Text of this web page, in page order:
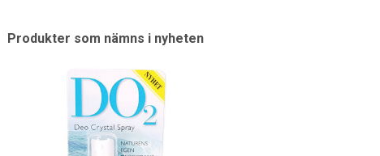
Produkter som nämns i nyheten